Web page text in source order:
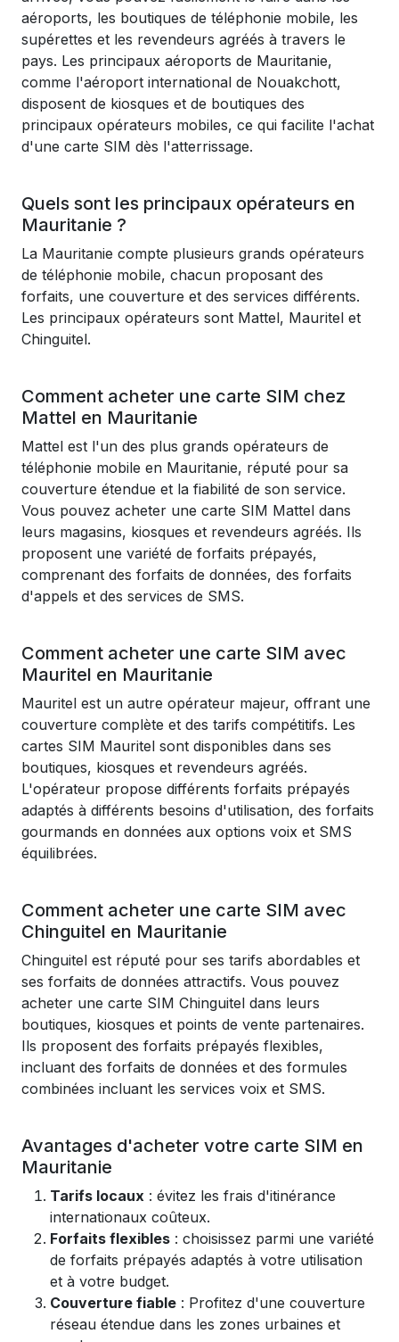
aéroports, les boutiques de téléphonie mobile, les
supérettes et les revendeurs agréés à travers le
pays. Les principaux aéroports de Mauritanie,
comme l'aéroport international de Nouakchott,
disposent de kiosques et de boutiques des
principaux opérateurs mobiles, ce qui facilite l'achat
d'une carte SIM dès l'atterrissage.
Quels sont les principaux opérateurs en
Mauritanie ?
La Mauritanie compte plusieurs grands opérateurs
de téléphonie mobile, chacun proposant des
forfaits, une couverture et des services différents.
Les principaux opérateurs sont Mattel, Mauritel et
Chinguitel.
Comment acheter une carte SIM chez
Mattel en Mauritanie
Mattel est l'un des plus grands opérateurs de
téléphonie mobile en Mauritanie, réputé pour sa
couverture étendue et la fiabilité de son service.
Vous pouvez acheter une carte SIM Mattel dans
leurs magasins, kiosques et revendeurs agréés. Ils
proposent une variété de forfaits prépayés,
comprenant des forfaits de données, des forfaits
d'appels et des services de SMS.
Comment acheter une carte SIM avec
Mauritel en Mauritanie
Mauritel est un autre opérateur majeur, offrant une
couverture complète et des tarifs compétitifs. Les
cartes SIM Mauritel sont disponibles dans ses
boutiques, kiosques et revendeurs agréés.
L'opérateur propose différents forfaits prépayés
adaptés à différents besoins d'utilisation, des forfaits
gourmands en données aux options voix et SMS
équilibrées.
Comment acheter une carte SIM avec
Chinguitel en Mauritanie
Chinguitel est réputé pour ses tarifs abordables et
ses forfaits de données attractifs. Vous pouvez
acheter une carte SIM Chinguitel dans leurs
boutiques, kiosques et points de vente partenaires.
Ils proposent des forfaits prépayés flexibles,
incluant des forfaits de données et des formules
combinées incluant les services voix et SMS.
Avantages d'acheter votre carte SIM en
Mauritanie
Tarifs locaux : évitez les frais d'itinérance
internationaux coûteux.
Forfaits flexibles : choisissez parmi une variété
de forfaits prépayés adaptés à votre utilisation
et à votre budget.
Couverture fiable : Profitez d'une couverture
réseau étendue dans les zones urbaines et